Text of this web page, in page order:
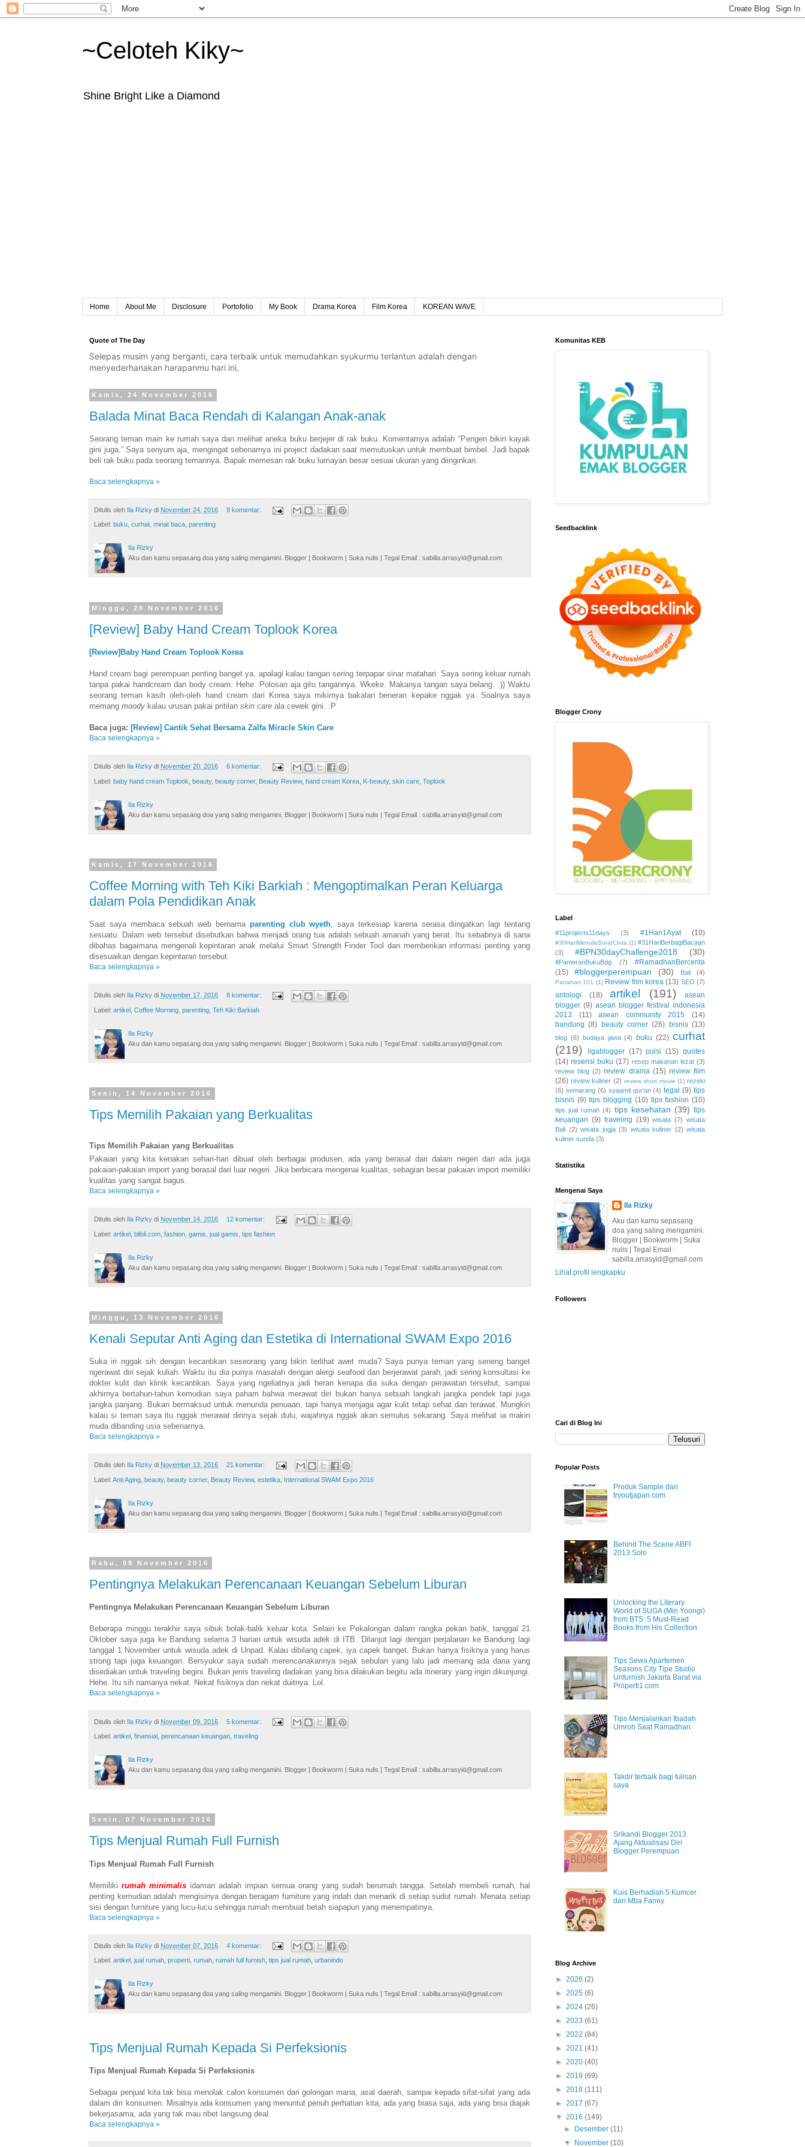
~Celoteh Kiky~
Shine Bright Like a Diamond
Home About Me Disclosure Portofolio My Book Drama Korea Film Korea KOREAN WAVE
Quote of The Day
Selepas musim yang berganti, cara terbaik untuk memudahkan syukurmu terlantun adalah dengan
menyederhanakan harapanmu hari ini.
Kamis, 24 November 2016
Balada Minat Baca Rendah di Kalangan Anak-anak
Seorang teman main ke rumah saya dan melihat aneka buku berjejer di rak buku. Komentarnya adalah “Pengen bikin kayak
gini juga.” Saya senyum aja, mengingat sebenarnya ini project dadakan saat memutuskan untuk membuat bimbel. Jadi bapak
beli rak buku pada seorang temannya. Bapak memesan rak buku lumayan besar sesuai ukuran yang diinginkan.
Baca selengkapnya »
Ditulis oleh Ila Rizky di November 24, 2016 9 komentar:
Label: buku, curhat, minat baca, parenting
Ila Rizky
Aku dan kamu sepasang doa yang saling mengamini. Blogger | Bookworm | Suka nulis | Tegal Email : sabilla.arrasyid@gmail.com
Minggu, 20 November 2016
[Review] Baby Hand Cream Toplook Korea
[Review]Baby Hand Cream Toplook Korea
Hand cream bagi perempuan penting banget ya, apalagi kalau tangan sering terpapar sinar matahari. Saya sering keluar rumah
tanpa pakai handcream dan body cream. Hehe. Polosan aja gitu tangannya. Wkeke. Makanya tangan saya belang. :)) Waktu
seorang teman kasih oleh-oleh hand cream dari Korea saya mikirnya bakalan beneran kepake nggak ya. Soalnya saya
memang moody kalau urusan pakai pritilan skin care ala cewek gini. :P
Baca juga: [Review] Cantik Sehat Bersama Zalfa Miracle Skin Care
Baca selengkapnya »
Ditulis oleh Ila Rizky di November 20, 2016 6 komentar:
Label: baby hand cream Toplook beauty, beauty corner, Beauty Review, hand cream Korea K-beauty, skin care Toplook
Ila Rizky
Aku dan kamu sepasang doa yang saling mengamini. Blogger | Bookworm | Suka nulis | Tegal Email : sabilla.arrasyid@gmail.com
Kamis, 17 November 2016
Coffee Morning with Teh Kiki Barkiah : Mengoptimalkan Peran Keluarga
dalam Pola Pendidikan Anak
Saat saya membaca sebuah web bernama parenting club wyeth, saya terkesiap karena serasa diingatkan lagi tentang
sesuatu. Dalam web tersebut disebutkan bahwa menjadi orang tua adalah sebuah amanah yang berat. Itu sebabnya di sana
dibahas bagaimana mengenali kepintaran anak melalui Smart Strength Finder Tool dan memberikan informasi penting yang
disesuaikan dengan kepintaran tersebut.
Baca selengkapnya »
Ditulis oleh Ila Rizky di November 17, 2016 8 komentar:
Label: artikel Coffee Morning parenting Teh Kiki Barkiah
Ila Rizky
Aku dan kamu sepasang doa yang saling mengamini. Blogger | Bookworm | Suka nulis | Tegal Email : sabilla.arrasyid@gmail.com
Senin, 14 November 2016
Tips Memilih Pakaian yang Berkualitas
Tips Memilih Pakaian yang Berkualitas
Pakaian yang kita kenakan sehari-hari dibuat oleh berbagai produsen, ada yang berasal dari dalam negeri dan ada juga
pakaian-pakaian import yang berasal dari luar negeri. Jika berbicara mengenai kualitas, sebagian besar pakaian import memiliki
kualitas yang sangat bagus.
Baca selengkapnya »
Ditulis oleh Ila Rizky di November 14, 2016 12 komentar:
Label: artikel blibli.com fashion gamis jual gamis tips fashion
Ila Rizky
Aku dan kamu sepasang doa yang saling mengamini. Blogger | Bookworm | Suka nulis | Tegal Email : sabilla.arrasyid@gmail.com
Minggu, 13 November 2016
Kenali Seputar Anti Aging dan Estetika di International SWAM Expo 2016
Suka iri nggak sih dengan kecantikan seseorang yang bikin terlihat awet muda? Saya punya teman yang seneng banget
ngerawat diri sejak kuliah. Waktu itu dia punya masalah dengan alergi seafood dan berjerawat parah, jadi sering konsultasi ke
dokter kulit dan klinik kecantikan. Saya yang ngeliatnya jadi heran kenapa dia suka dengan perawatan tersebut, sampai
akhirnya bertahun-tahun kemudian saya paham bahwa merawat diri bukan hanya sebuah langkah jangka pendek tapi juga
jangka panjang. Bukan bermaksud untuk menunda penuaan, tapi hanya menjaga agar kulit tetap sehat dan terawat. Mungkin
kalau si teman saya itu nggak merawat dirinya sejak dulu, wajahnya nggak akan semulus sekarang. Saya melihat ia makin
muda dibanding usia sebenarnya.
Baca selengkapnya »
Ditulis oleh Ila Rizky di November 13, 2016 21 komentar:
Label: Anti Aging beauty, beauty corner, Beauty Review, estetika International SWAM Expo 2016
Ila Rizky
Aku dan kamu sepasang doa yang saling mengamini. Blogger | Bookworm | Suka nulis | Tegal Email : sabilla.arrasyid@gmail.com
Rabu, 09 November 2016
Pentingnya Melakukan Perencanaan Keuangan Sebelum Liburan
Pentingnya Melakukan Perencanaan Keuangan Sebelum Liburan
Beberapa minggu terakhir saya sibuk bolak-balik keluar kota. Selain ke Pekalongan dalam rangka pekan batik, tanggal 21
Oktober saya juga ke Bandung selama 3 harian untuk wisuda adek di ITB. Dilanjut lagi dengan perjalanan ke Bandung lagi
tanggal 1 November untuk wisuda adek di Unpad. Kalau dibilang capek, iya capek banget. Bukan hanya fisiknya yang harus
strong tapi juga keuangan. Bersyukur saya sudah merencanakannya sejak sebulan yang lalu jadi memang ada dana yang
disediakan untuk traveling begini. Bukan jenis traveling dadakan yang bisa dilakukan begitu ada itinerary yang ingin dikunjungi.
Hehe. Itu sih namanya nekat. Nekat fisiknya dan nekat duitnya. Lol.
Baca selengkapnya »
Ditulis oleh Ila Rizky di November 09, 2016 5 komentar:
Label: artikel finansial perencanaan keuangan traveling
Ila Rizky
Aku dan kamu sepasang doa yang saling mengamini. Blogger | Bookworm | Suka nulis | Tegal Email : sabilla.arrasyid@gmail.com
Senin, 07 November 2016
Tips Menjual Rumah Full Furnish
Tips Menjual Rumah Full Furnish
Memilikirumahminimalis idaman adalah impian semua orang yang sudah berumah tangga. Setelah membeli rumah, hal
penting kemudian adalah mengisinya dengan beragam furniture yang indah dan menarik di setiap sudut rumah. Menata setiap
sisi dengan furniture yang lucu-lucu sehingga rumah membuat betah siapapun yang menempatinya.
Baca selengkapnya »
Ditulis oleh Ila Rizky di November 07, 2016 4 komentar:
Label: artikel jual rumah properti rumah rumah full furnish tips jual rumah urbanindo
Ila Rizky
Aku dan kamu sepasang doa yang saling mengamini. Blogger | Bookworm | Suka nulis | Tegal Email : sabilla.arrasyid@gmail.com
Tips Menjual Rumah Kepada Si Perfeksionis
Tips Menjual Rumah Kepada Si Perfeksionis
Sebagai penjual kita tak bisa menolak calon konsumen dari golongan mana, asal daerah, sampai kepada sifat-sifat yang ada
dalam diri konsumen. Misalnya ada konsumen yang menuntut penuh perhatian kita, ada yang biasa saja, ada yang bisa diajak
bekerjasama, ada yang tak mau ribet langsung deal.
Baca selengkapnya »
Komunitas KEB
Seedbacklink
Blogger Crony
Label
#11projects11days (3) #1Hari1Ayat (10)
#30HariMenulisSuratCinta (1) #31HariBerbagiBacaan
(3)
#BPN30dayChallenge2018 (30)
#PameranBukuBdg (7)
#RamadhanBercerita
(15)
#bloggerperempuan (30) Bali (4)
Panahan 101 (1) Review film korea (13) SEO (7)
antologi (18) artikel (191)
asean
blogger (9) asean blogger festival indonesia
2013
(11) asean community 2015
(14)
bandung (8) beauty corner (26) bisnis (13)
blog (6) budaya jawa (4) buku (22) curhat
(219)
ligablogger (17) puisi (15) quotes
(14) resensi buku (17) resep makanan lezat (3)
review blog (2) review drama (15) review film
(26) review kuliner (2) review short movie (1) rezeki
(6) semarang (6) syaamil qur'an (4) tegal (9) tips
bisnis (9) tips blogging (10) tips fashion (10)
tips jual rumah (4) tips kesehatan (39) tips
keuangan (9) traveling (19) wisata (7) wisata
Bali (2) wisata jogja (3) wisata kuliner (2) wisata
kuliner sunda (3)
Statistika
Mengenai Saya
Ila Rizky
Aku dan kamu sepasang
doa yang saling mengamini.
Blogger | Bookworm | Suka
nulis | Tegal Email :
sabilla.arrasyid@gmail.com
Lihat profil lengkapku
Followers
Cari di Blog Ini
Popular Posts
Produk Sample dari
tryoutjapan.com
Behind The Scene ABFI
2013 Solo
Unlocking the Literary
World of SUGA (Min Yoongi)
from BTS: 5 Must-Read
Books from His Collection
Tips Sewa Apartemen
Seasons City Tipe Studio
Unfurnish Jakarta Barat via
Properti1.com
Tips Menjalankan Ibadah
Umroh Saat Ramadhan
Takdir terbaik bagi tulisan
saya
Srikandi Blogger 2013
Ajang Aktualisasi Diri
Blogger Perempuan
Kuis Berhadiah 5 Kumcer
dari Mba Fanny
Blog Archive
► 2026 (2)
► 2025 (6)
► 2024 (26)
► 2023 (61)
► 2022 (84)
► 2021 (41)
► 2020 (40)
► 2019 (69)
► 2018 (111)
► 2017 (67)
▼ 2016 (149)
► Desember(11)
▼ November(10)